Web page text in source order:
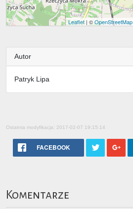
Leaflet| ©OpenStreetMap
Autor
Patryk Lipa
Ostatnia modyfikacja: 2017-02-07 19:15:14
FACEBOOK
Komentarze